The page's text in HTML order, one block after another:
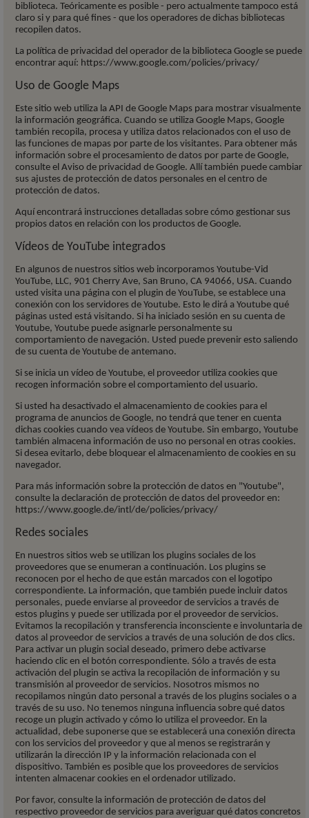
biblioteca. Teóricamente es posible - pero actualmente tampoco está
claro si y para qué fines - que los operadores de dichas bibliotecas
recopilen datos.
La política de privacidad del operador de la biblioteca Google se puede
encontrar aquí: https://www.google.com/policies/privacy/
Uso de Google Maps
Este sitio web utiliza la API de Google Maps para mostrar visualmente
la información geográfica. Cuando se utiliza Google Maps, Google
también recopila, procesa y utiliza datos relacionados con el uso de
las funciones de mapas por parte de los visitantes. Para obtener más
información sobre el procesamiento de datos por parte de Google,
consulte el Aviso de privacidad de Google. Allí también puede cambiar
sus ajustes de protección de datos personales en el centro de
protección de datos.
Aquí encontrará instrucciones detalladas sobre cómo gestionar sus
propios datos en relación con los productos de Google.
Vídeos de YouTube integrados
En algunos de nuestros sitios web incorporamos Youtube-Vid
YouTube, LLC, 901 Cherry Ave, San Bruno, CA 94066, USA. Cuando
usted visita una página con el plugin de YouTube, se establece una
conexión con los servidores de Youtube. Esto le dirá a Youtube qué
páginas usted está visitando. Si ha iniciado sesión en su cuenta de
Youtube, Youtube puede asignarle personalmente su
comportamiento de navegación. Usted puede prevenir esto saliendo
de su cuenta de Youtube de antemano.
Si se inicia un vídeo de Youtube, el proveedor utiliza cookies que
recogen información sobre el comportamiento del usuario.
Si usted ha desactivado el almacenamiento de cookies para el
programa de anuncios de Google, no tendrá que tener en cuenta
dichas cookies cuando vea vídeos de Youtube. Sin embargo, Youtube
también almacena información de uso no personal en otras cookies.
Si desea evitarlo, debe bloquear el almacenamiento de cookies en su
navegador.
Para más información sobre la protección de datos en "Youtube",
consulte la declaración de protección de datos del proveedor en:
https://www.google.de/intl/de/policies/privacy/
Redes sociales
En nuestros sitios web se utilizan los plugins sociales de los
proveedores que se enumeran a continuación. Los plugins se
reconocen por el hecho de que están marcados con el logotipo
correspondiente. La información, que también puede incluir datos
personales, puede enviarse al proveedor de servicios a través de
estos plugins y puede ser utilizada por el proveedor de servicios.
Evitamos la recopilación y transferencia inconsciente e involuntaria de
datos al proveedor de servicios a través de una solución de dos clics.
Para activar un plugin social deseado, primero debe activarse
haciendo clic en el botón correspondiente. Sólo a través de esta
activación del plugin se activa la recopilación de información y su
transmisión al proveedor de servicios. Nosotros mismos no
recopilamos ningún dato personal a través de los plugins sociales o a
través de su uso. No tenemos ninguna influencia sobre qué datos
recoge un plugin activado y cómo lo utiliza el proveedor. En la
actualidad, debe suponerse que se establecerá una conexión directa
con los servicios del proveedor y que al menos se registrarán y
utilizarán la dirección IP y la información relacionada con el
dispositivo. También es posible que los proveedores de servicios
intenten almacenar cookies en el ordenador utilizado.
Por favor, consulte la información de protección de datos del
respectivo proveedor de servicios para averiguar qué datos concretos